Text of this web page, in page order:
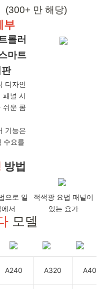
(300+ 만 해당)
부
롤러
마트
디자인
패널 ​​시
쉬운 콤
기능은
수요를
방법
으로 일
서
적색광 요법 패널이
있는 요가
모델
A240 A320 A400